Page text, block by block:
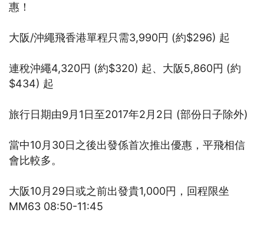
惠！
大阪/沖繩飛香港單程只需3,990円 (約$296) 起
連稅沖繩4,320円 (約$320) 起、大阪5,860円 (約
$434) 起
旅行日期由9月1日至2017年2月2日 (部份日子除外)
當中10月30日之後出發係首次推出優惠，平飛相信
會比較多。
大阪10月29日或之前出發貴1,000円，回程限坐
MM63 08:50-11:45